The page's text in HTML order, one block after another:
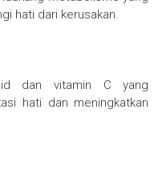
hati dari kerusakan.
dan vitamin C yang
hati dan meningkatkan